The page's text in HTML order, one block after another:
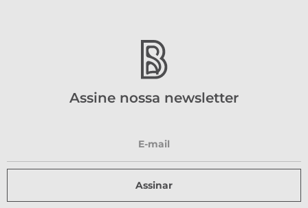
Assine nossa newsletter
Assinar